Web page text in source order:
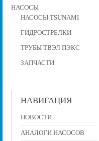
НАСОСЫ
НАСОСЫ TSUNAMI
ГИДРОСТРЕЛКИ
ТРУБЫ ТВЭЛ ПЭКС
ЗАПЧАСТИ
НАВИГАЦИЯ
НОВОСТИ
АНАЛОГИ НАСОСОВ